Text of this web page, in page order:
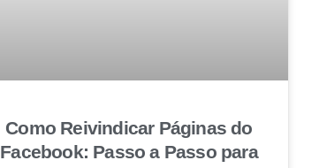
Como Reivindicar Páginas do
Facebook: Passo a Passo para